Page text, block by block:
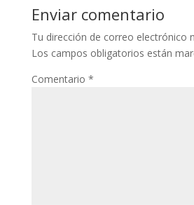
Enviar comentario
Tu dirección de correo electrónico
Los campos obligatorios están
Comentario *